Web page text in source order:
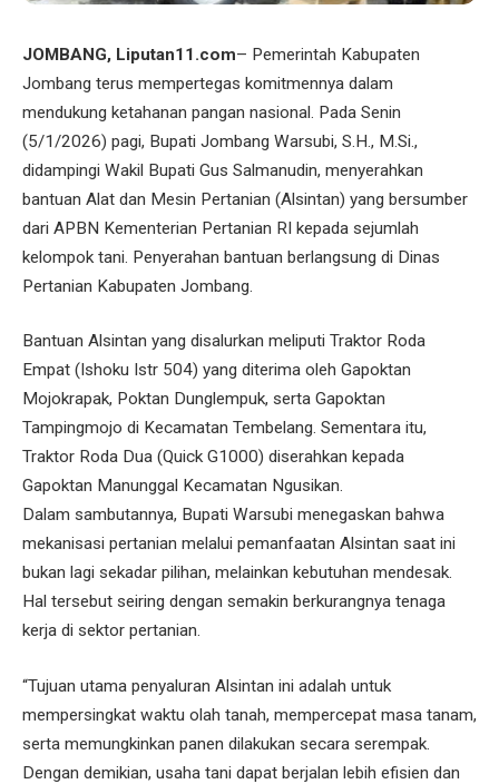
JOMBANG, Liputan11.com– Pemerintah Kabupaten
Jombang terus mempertegas komitmennya dalam
mendukung ketahanan pangan nasional. Pada Senin
(5/1/2026) pagi, Bupati Jombang Warsubi, S.H., M.Si.,
didampingi Wakil Bupati Gus Salmanudin, menyerahkan
bantuan Alat dan Mesin Pertanian (Alsintan) yang bersumber
dari APBN Kementerian Pertanian RI kepada sejumlah
kelompok tani. Penyerahan bantuan berlangsung di Dinas
Pertanian Kabupaten Jombang.
Bantuan Alsintan yang disalurkan meliputi Traktor Roda
Empat (Ishoku Istr 504) yang diterima oleh Gapoktan
Mojokrapak, Poktan Dunglempuk, serta Gapoktan
Tampingmojo di Kecamatan Tembelang. Sementara itu,
Traktor Roda Dua (Quick G1000) diserahkan kepada
Gapoktan Manunggal Kecamatan Ngusikan.
Dalam sambutannya, Bupati Warsubi menegaskan bahwa
mekanisasi pertanian melalui pemanfaatan Alsintan saat ini
bukan lagi sekadar pilihan, melainkan kebutuhan mendesak.
Hal tersebut seiring dengan semakin berkurangnya tenaga
kerja di sektor pertanian.
“Tujuan utama penyaluran Alsintan ini adalah untuk
mempersingkat waktu olah tanah, mempercepat masa tanam,
serta memungkinkan panen dilakukan secara serempak.
Dengan demikian, usaha tani dapat berjalan lebih efisien dan